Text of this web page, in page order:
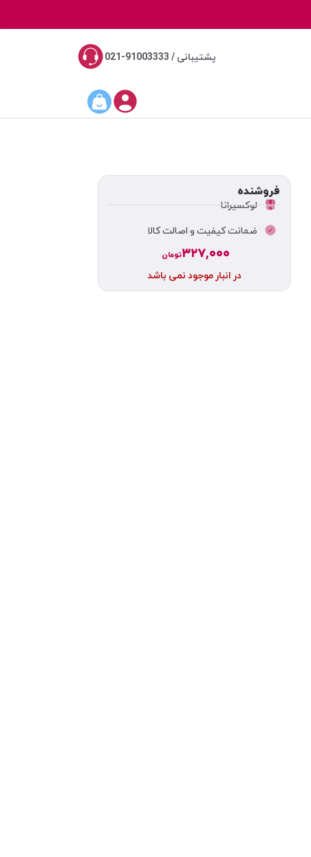
پشتیبانی / 91003333-021
فروشنده
لوکسیرانا
ضمانت کیفیت و اصالت کالا
تومان۳۲۷,۰۰۰
در انبار موجود نمی باشد